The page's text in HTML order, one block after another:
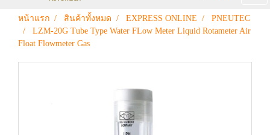
หน้าแรก สินค้าทั้งหมด EXPRESS ONLINE
PNEUTEC
LZM-20G Tube Type Water FLow Meter Liquid Rotameter Air
Float Flowmeter Gas